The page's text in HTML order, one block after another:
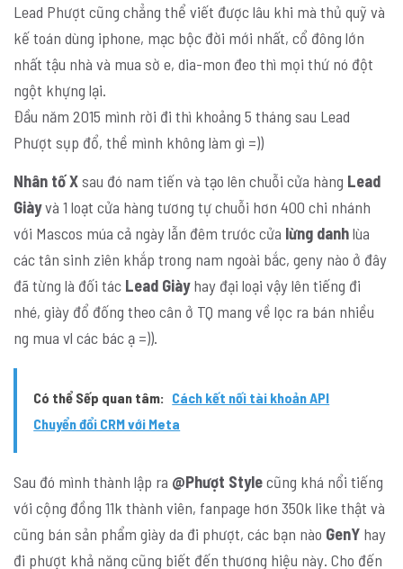
Lead Phượt cũng chẳng thể viết được lâu khi mà thủ quỹ và
kế toán dùng iphone, mạc bộc đời mới nhất, cổ đông lớn
nhất tậu nhà và mua sờ e, dia-mon đeo thì mọi thứ nó đột
ngột khựng lại.
Đầu năm 2015 mình rời đi thì khoảng 5 tháng sau Lead
Phượt sụp đổ, thề mình không làm gì =))
Nhân tố Xsau đó nam tiến và tạo lên chuỗi cửa hàng Lead
Giàyvà 1 loạt cửa hàng tương tự chuỗi hơn 400 chi nhánh
với Mascos múa cả ngày lẫn đêm trước cửa lừng danhlùa
các tân sinh ziên khắp trong nam ngoài bắc, geny nào ở đây
đã từng là đối tác Lead Giàyhay đại loại vậy lên tiếng đi
nhé, giày đổ đống theo cân ở TQ mang về lọc ra bán nhiều
ng mua vl các bác ạ =)).
Có thể Sếp quan tâm: Cách kết nối tài khoản API
Chuyển đổi CRM với Meta
Sau đó mình thành lập ra @Phượt Stylecũng khá nổi tiếng
với cộng đồng 11k thành viên, fanpage hơn 350k like thật và
cũng bán sản phẩm giày da đi phượt, các bạn nào GenY hay
đi phượt khả năng cũng biết đến thương hiệu này. Cho đến